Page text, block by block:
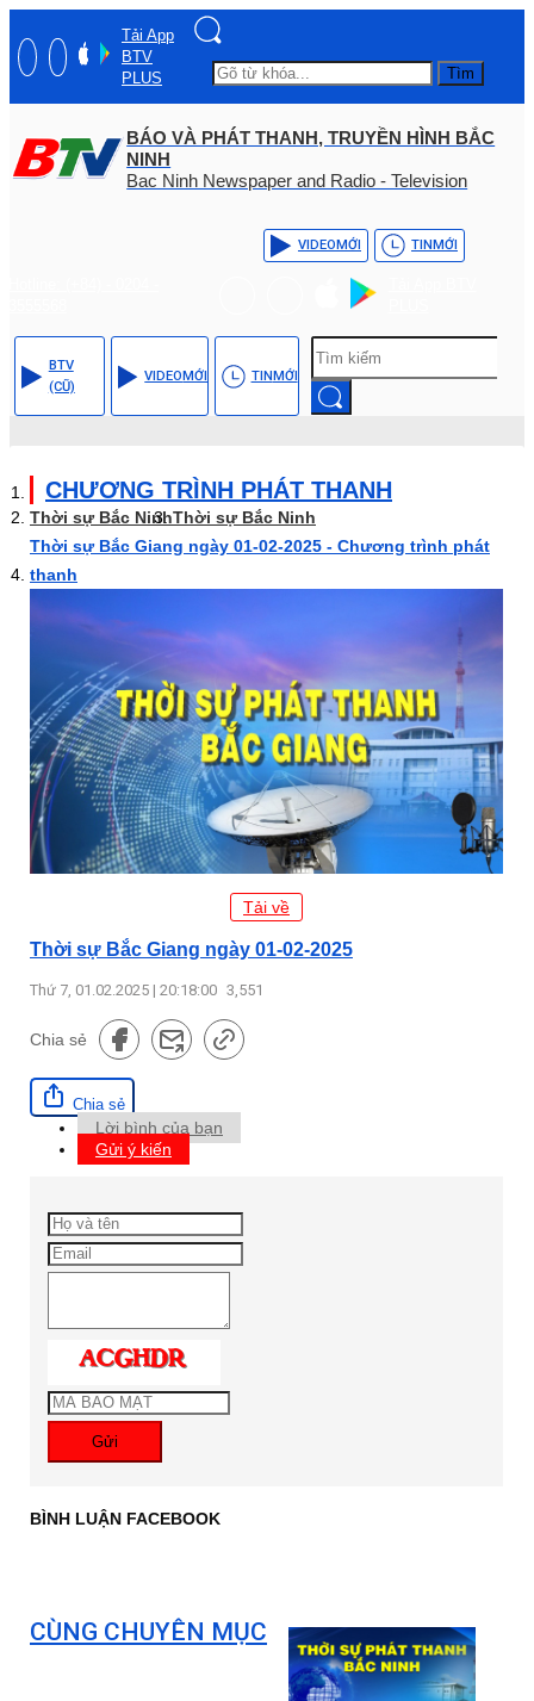
Tải App
BTV
PLUS
Tìm
BÁO VÀ PHÁT THANH, TRUYỀN HÌNH BẮC
NINH
Bac Ninh Newspaper and Radio - Television
VIDEOMỚI TINMỚI
BTV
(CŨ)
VIDEOMỚI TINMỚI
CHƯƠNG TRÌNH PHÁT THANH
Thời sự Bắc NinhThời sự Bắc Ninh
Thời sự Bắc Giang ngày 01-02-2025 - Chương trình phát
thanh
Tải về
Thời sự Bắc Giang ngày 01-02-2025
Thứ 7, 01.02.2025 | 20:18:00 3,551
Chia sẻ
Chia sẻ
Lời bình của bạn
Gửi ý kiến
Gửi
BÌNH LUẬN FACEBOOK
CÙNG CHUYÊN MỤC